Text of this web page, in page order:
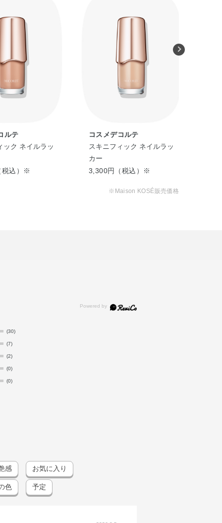
・カオリン・カンフル・キャンデリラロウエキス・サ
ドロキシベンゾイル安息香酸ヘキシル・ジフェニルシ
ドリシンNa・ジ安息香酸DPG・スクワラン・ステア
エチルヘキサノイン・トリエトキシカプリリルシラン・
・水・水酸化Al・グンジョウ・酸化チタン・酸化鉄・
ルテ
ック ネイルラッ
税込）※
コスメデコルテ
スキニフィック ネイルラッ
カー
3,300円（税込）※
※Maison KOSÉ販売価格
(30)
(7)
(2)
(0)
(0)
感 お気に入り
色 予定